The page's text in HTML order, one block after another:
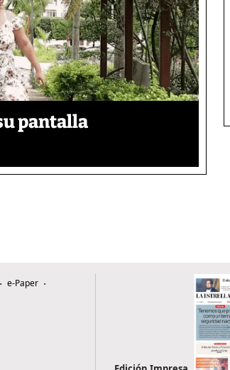
pantalla​
e-Paper